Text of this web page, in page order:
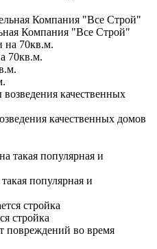
Компания "Все Строй"
70кв.м.
качественных домов
популярная и
стройка